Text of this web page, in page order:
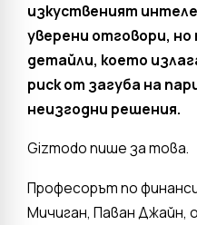
изкуственият
уверени отговори,
детайли, което
риск от загуба на
неизгодни решения.
Gizmodo пише за това.
Професорът по
Мичиган, Паван Джайн,